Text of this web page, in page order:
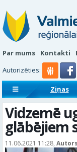
Par mums Kontakti
Autorizēties:
Ziņas
Sludinājumi
Vidzemē
glābējiem
11.06.2021 11:28,